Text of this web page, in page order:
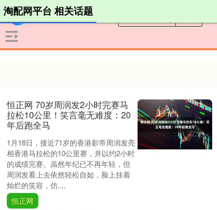
淘配网平台 相关话题
恒正网 70岁周润发2小时完赛马
拉松10公里！笑言毫无难度：20
年后跑全马
1月18日，接近71岁的香港影帝周润发亮
相香港马拉松的10公里赛，并以约2小时
的成绩完赛。虽然年纪已不再年轻，但
周润发看上去依然轻松自如，脸上挂着
灿烂的笑容，仿....
恒正网